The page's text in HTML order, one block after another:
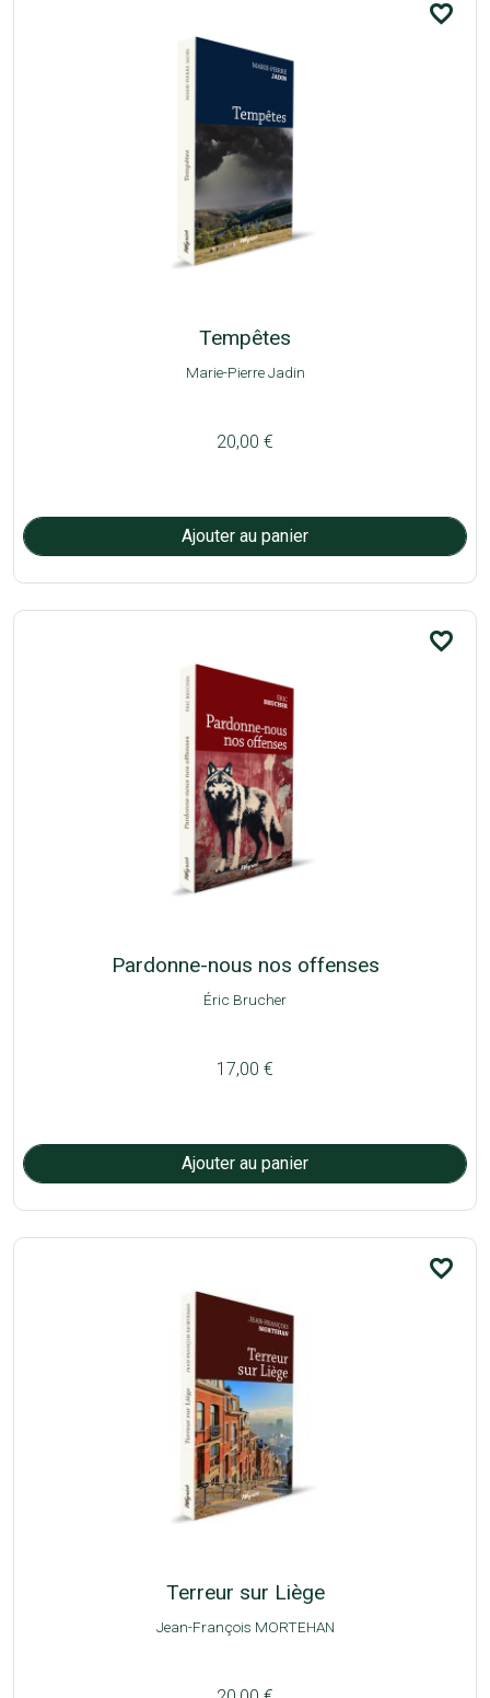
favorite_border
Tempêtes
Marie-Pierre Jadin
20,00 €
favorite_border
Pardonne-nous nos offenses
Éric Brucher
17,00 €
favorite_border
Terreur sur Liège
Jean-François MORTEHAN